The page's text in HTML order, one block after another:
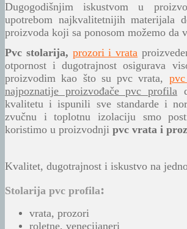
Dugogodišnjim iskustvom u
upotrebom najkvalitetnijih materijala
proizvoda koji sa ponosom možemo da
Pvc stolarija, prozori i vrata
otpornost i dugotrajnost osigurava
proizvodim kao što su pvc vrata,
najpoznatije proizvođače pvc profila
kvalitetu i ispunili sve standarde i
zvučnu i toplotnu izolaciju smo
koristimo u proizvodnji pvc vrata i
Kvalitet, dugotrajnost i iskustvo na
Stolarija pvc profila:
vrata, prozori
roletne, venecijaneri